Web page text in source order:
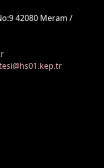
42080 Meram /